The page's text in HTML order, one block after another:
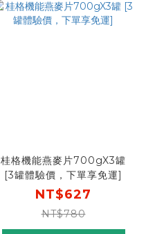
桂格機能燕麥片700gX3罐
[3罐體驗價，下單享免運]
NT$627
NT$780